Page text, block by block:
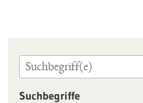
Suchbegriffe